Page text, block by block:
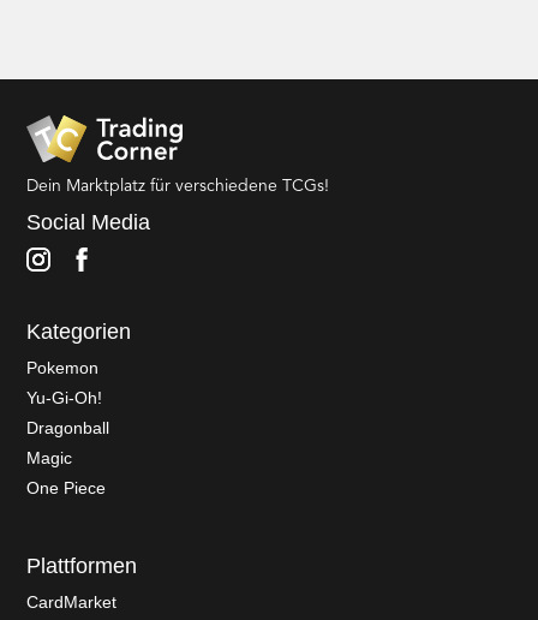
Dein Marktplatz für verschiedene TCGs!
Social Media
Kategorien
Pokemon
Yu-Gi-Oh!
Dragonball
Magic
One Piece
Plattformen
CardMarket